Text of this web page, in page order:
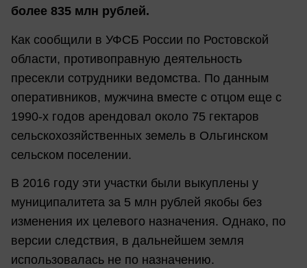
более 835 млн рублей.
Как сообщили в УФСБ России по Ростовской
области, противоправную деятельность
пресекли сотрудники ведомства. По данным
оперативников, мужчина вместе с отцом еще с
1990-х годов арендовал около 75 гектаров
сельскохозяйственных земель в Ольгинском
сельском поселении.
В 2016 году эти участки были выкуплены у
муниципалитета за 5 млн рублей якобы без
изменения их целевого назначения. Однако, по
версии следствия, в дальнейшем земля
использовалась не по назначению.